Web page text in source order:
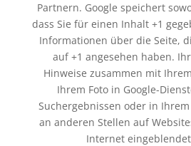
Partnern. Google speichert
dass Sie für einen Inhalt +1
Informationen über die Seite,
auf +1 angesehen haben.
Hinweise zusammen mit
Ihrem Foto in Google-
Suchergebnissen oder in
an anderen Stellen auf
Internet